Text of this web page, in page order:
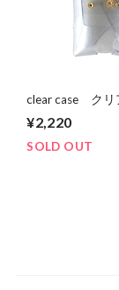
clear case クリ
（窓開き） GOLD
¥2,220
SOLD OUT